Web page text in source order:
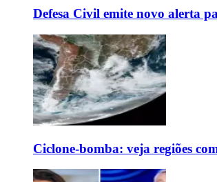
Defesa Civil emite novo alerta
Ciclone-bomba: veja regiões